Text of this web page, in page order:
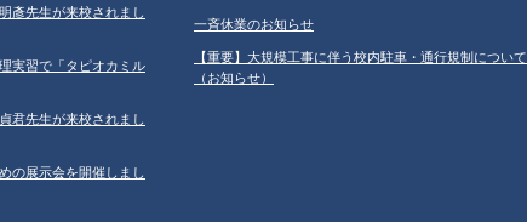
彥先生が来校されまし
実習で「タピオカミル
君先生が来校されまし
の展示会を開催しまし
一斉休業のお知らせ
【重要】大規模工事に伴う校内駐車・通行規制について
（お知らせ）